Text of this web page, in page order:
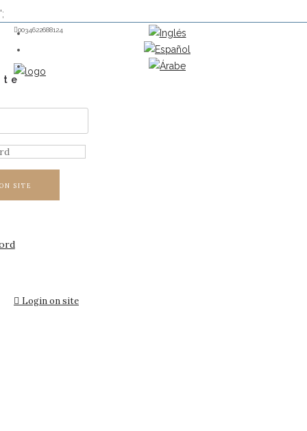
';
0034622688124
SITE
Login on site